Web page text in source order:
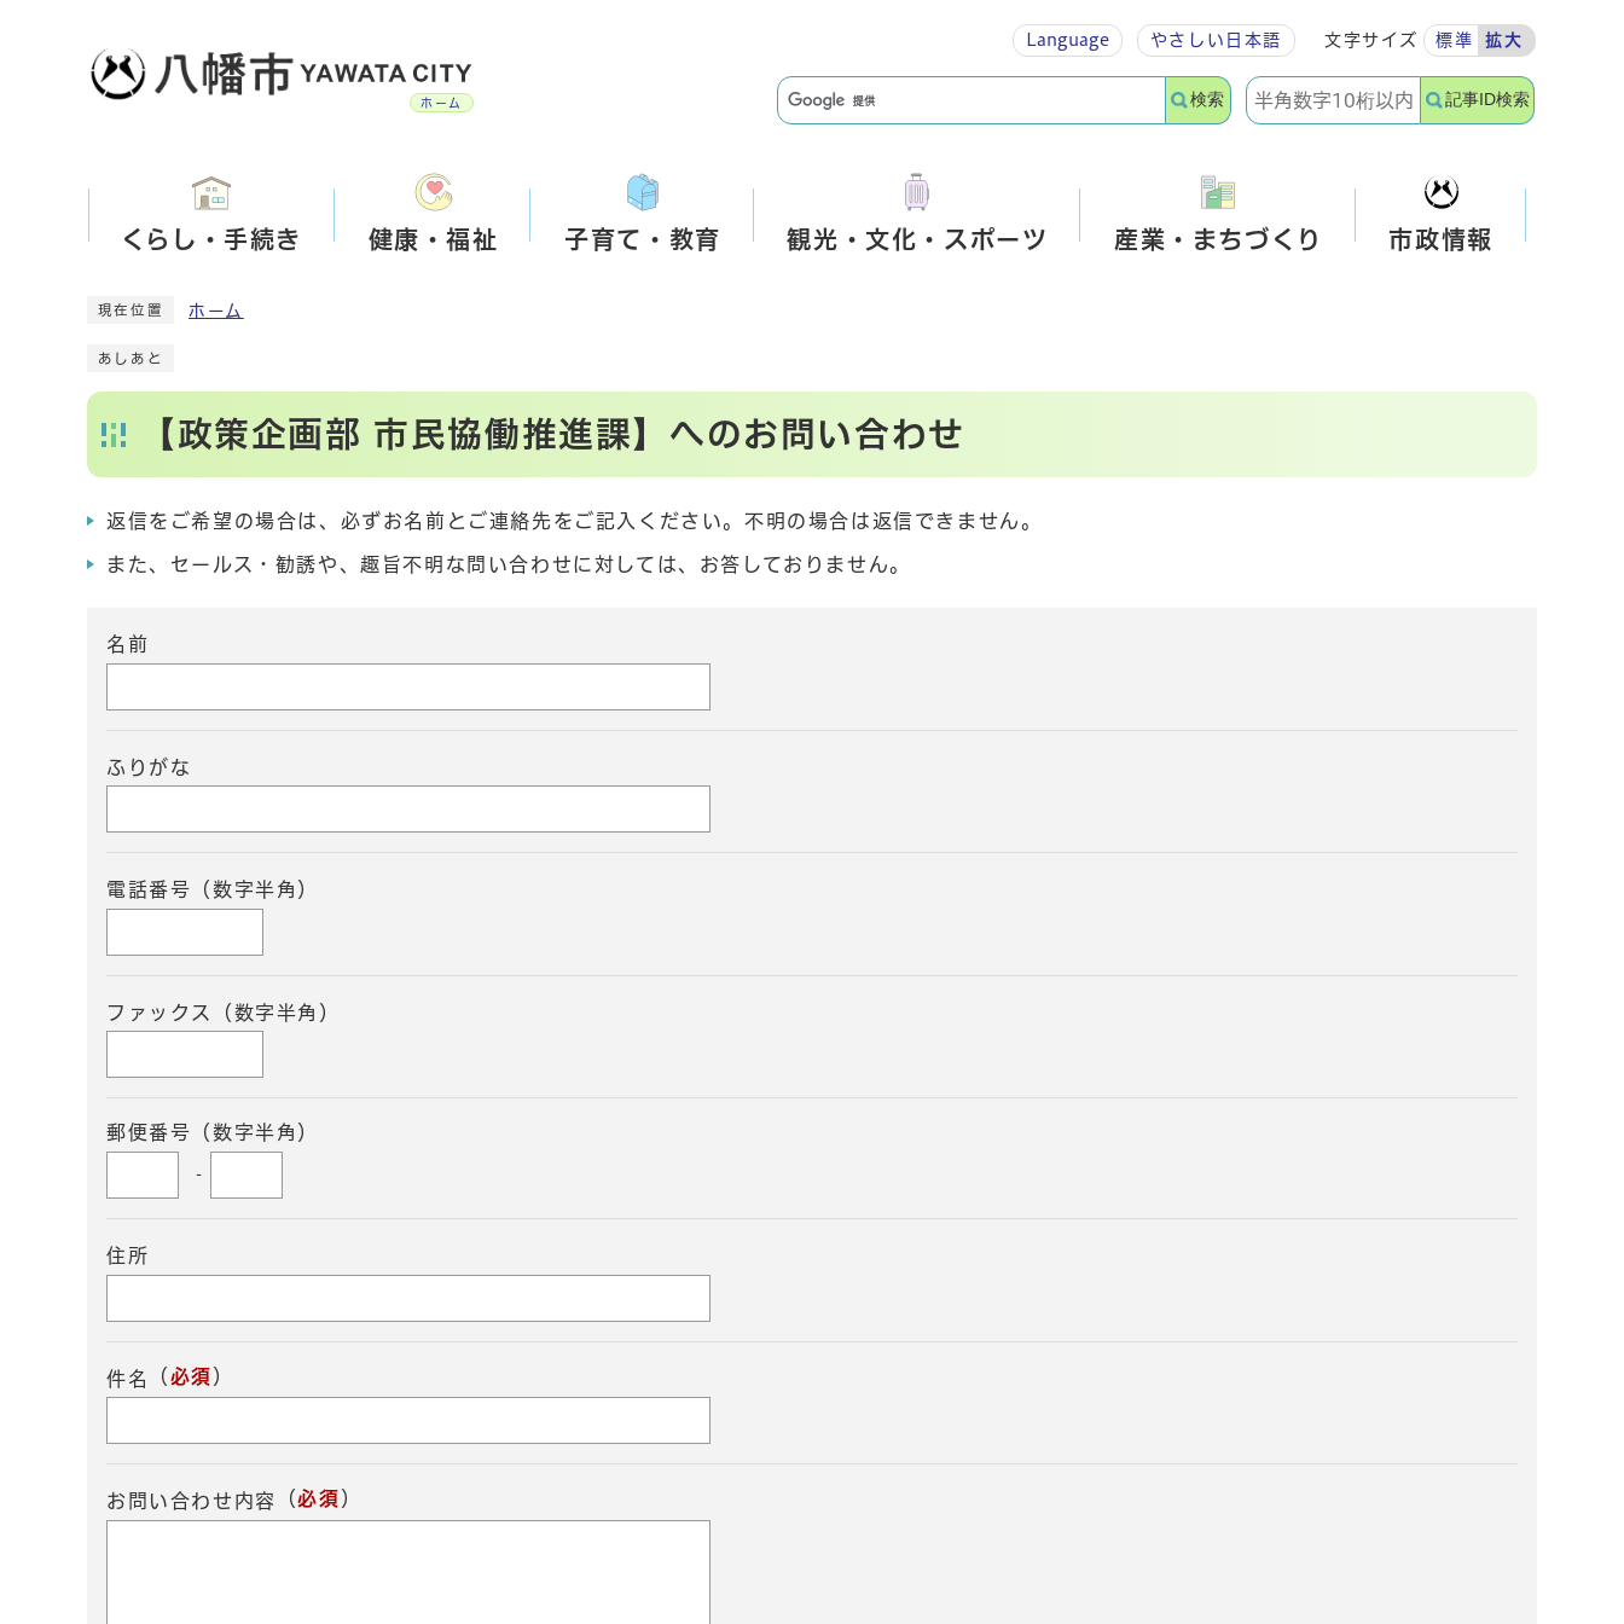
ホーム
Language やさしい 日本語 文字サイズ 標準 拡大
検索 記事ID検索
くらし・手続き 健康・福祉 子育て・教育 観光・文化・スポーツ 産業・まちづくり 市政情報
現在位置 ホーム
あしあと
【政策企画部 市民協働推進課】へのお問い合わせ
返信をご希望の場合は、必ずお名前とご連絡先をご記入ください。不明の場合は返信できません。
また、セールス・勧誘や、趣旨不明な問い合わせに対しては、お答しておりません。
名前
ふりがな
電話番号（数字半角）
ファックス（数字半角）
郵便番号（数字半角）
-
住所
件名 （ 必須 ）
お問い合わせ内容 （必須 ）